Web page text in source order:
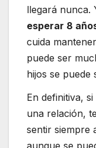
llegará nunca.
esperar 8
cuida
puede ser
hijos se puede
En definitiva,
una relación,
sentir siempre